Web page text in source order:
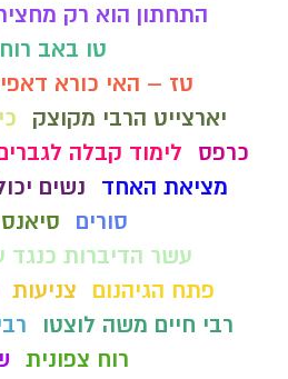
התחתון הוא רק
טו באב
טז – האי כורא
יארצייט הרבי מקוצק
כרפס
לימוד קבלה
מציאת האחד
נשים
סורים
עשר הדיברות כנגד
פתח הגיהנום
צניעות
רבי חיים משה לוצטו
רוח צפונית